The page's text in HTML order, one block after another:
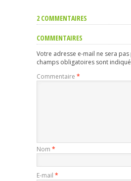
2 COMMENTAIRES
COMMENTAIRES
Votre adresse e-mail ne sera pas
champs obligatoires sont
Commentaire *
Nom *
E-mail *